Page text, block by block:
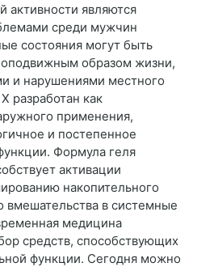
активности являются
среди мужчин
состояния могут быть
образом жизни,
и нарушениями местного
разработан как
применения,
и постепенное
Формула геля
активации
накопительного
вмешательства в системные
медицина
средств, способствующих
функции. Сегодня можно